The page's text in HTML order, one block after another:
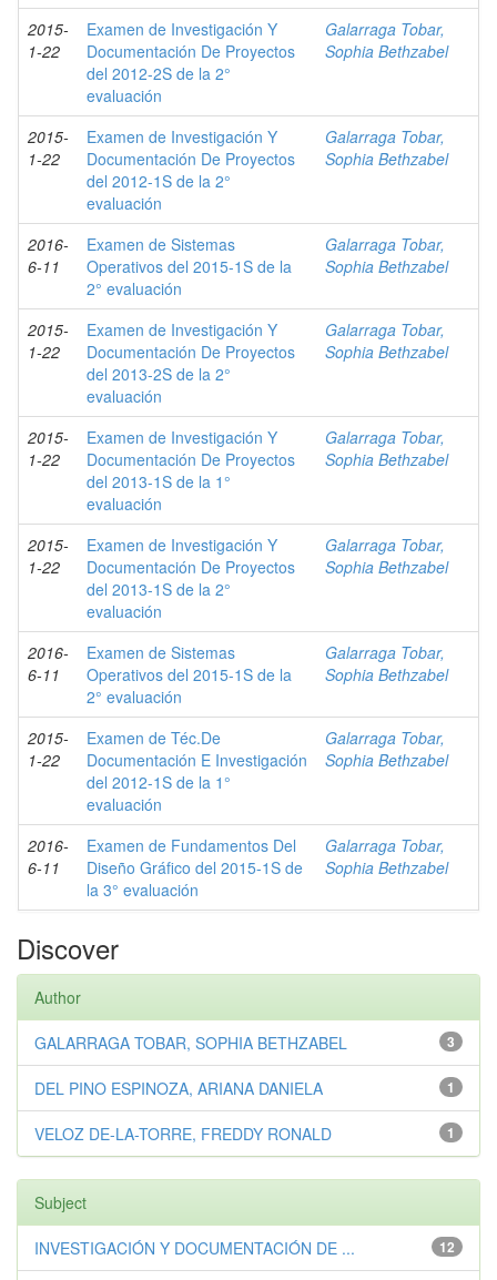
2015-
1-22
Examen de Investigación Y
Documentación De Proyectos
del 2012-2S de la 2°
evaluación
Galarraga Tobar,
Sophia Bethzabel
2015-
1-22
Examen de Investigación Y
Documentación De Proyectos
del 2012-1S de la 2°
evaluación
Galarraga Tobar,
Sophia Bethzabel
2016-
6-11
Examen de Sistemas
Operativos del 2015-1S de la
2° evaluación
Galarraga Tobar,
Sophia Bethzabel
2015-
1-22
Examen de Investigación Y
Documentación De Proyectos
del 2013-2S de la 2°
evaluación
Galarraga Tobar,
Sophia Bethzabel
2015-
1-22
Examen de Investigación Y
Documentación De Proyectos
del 2013-1S de la 1°
evaluación
Galarraga Tobar,
Sophia Bethzabel
2015-
1-22
Examen de Investigación Y
Documentación De Proyectos
del 2013-1S de la 2°
evaluación
Galarraga Tobar,
Sophia Bethzabel
2016-
6-11
Examen de Sistemas
Operativos del 2015-1S de la
2° evaluación
Galarraga Tobar,
Sophia Bethzabel
2015-
1-22
Examen de Téc.De
Documentación E Investigación
del 2012-1S de la 1°
evaluación
Galarraga Tobar,
Sophia Bethzabel
2016-
6-11
Examen de Fundamentos Del
Diseño Gráfico del 2015-1S de
la 3° evaluación
Galarraga Tobar,
Sophia Bethzabel
Discover
Author
3
GALARRAGA TOBAR, SOPHIA BETHZABEL
1
DEL PINO ESPINOZA, ARIANA DANIELA
1
VELOZ DE-LA-TORRE, FREDDY RONALD
Subject
12
INVESTIGACIÓN Y DOCUMENTACIÓN DE ...